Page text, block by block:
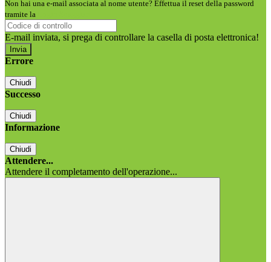
Non hai una e-mail associata al nome utente? Effettua il reset della password
tramite la
E-mail inviata, si prega di controllare la casella di posta elettronica!
Errore
Chiudi
Successo
Chiudi
Informazione
Chiudi
Attendere...
Attendere il completamento dell'operazione...